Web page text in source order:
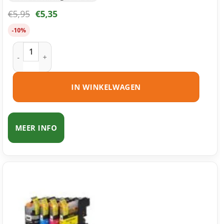
€5,95 €5,35
-10%
Brother LC121 C inktcartridge cyaan huismerk aantal
IN WINKELWAGEN
MEER INFO